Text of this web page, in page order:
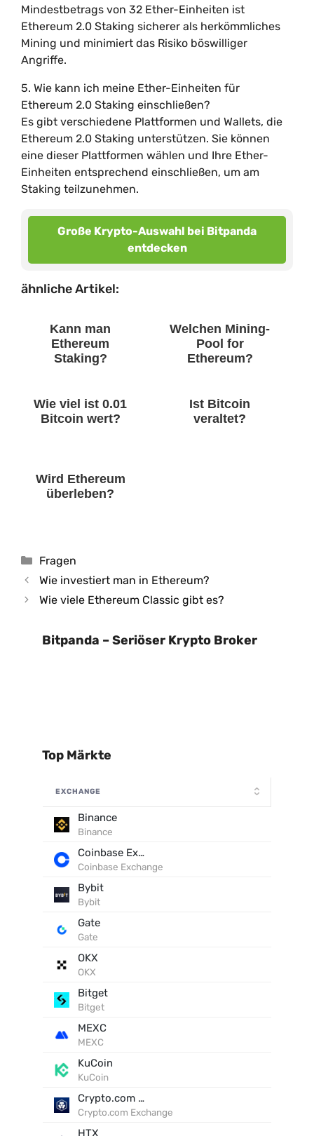
Mindestbetrags von 32 Ether-Einheiten ist
Ethereum 2.0 Staking sicherer als herkömmliches
Mining und minimiert das Risiko böswilliger
Angriffe.
5. Wie kann ich meine Ether-Einheiten für
Ethereum 2.0 Staking einschließen?
Es gibt verschiedene Plattformen und Wallets, die
Ethereum 2.0 Staking unterstützen. Sie können
eine dieser Plattformen wählen und Ihre Ether-
Einheiten entsprechend einschließen, um am
Staking teilzunehmen.
Große Krypto-Auswahl bei Bitpanda
entdecken
ähnliche Artikel:
Kann man
Ethereum
Staking?
Welchen Mining-
Pool for
Ethereum?
Wie viel ist 0.01
Bitcoin wert?
Ist Bitcoin
veraltet?
Wird Ethereum
überleben?
Kategorien
Fragen
Wie investiert man in Ethereum?
Wie viele Ethereum Classic gibt es?
Bitpanda – Seriöser Krypto Broker
Top Märkte
EXCHANGE
Binance
Binance
Coinbase Exchange
Coinbase Exchange
Bybit
Bybit
Gate
Gate
OKX
OKX
Bitget
Bitget
MEXC
MEXC
KuCoin
KuCoin
Crypto.com Exchange
Crypto.com Exchange
HTX